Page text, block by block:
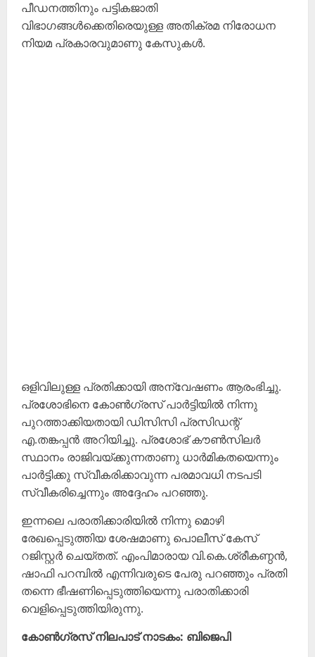
പീഡനത്തിനും പട്ടികജാതി
വിഭാഗങ്ങൾക്കെതിരെയുള്ള അതിക്രമ നിരോധന
നിയമ പ്രകാരവുമാണു കേസുകൾ.
ഒളിവിലുള്ള പ്രതിക്കായി അന്വേഷണം ആരംഭിച്ചു.
പ്രശോഭിനെ കോൺഗ്രസ് പാർട്ടിയിൽ നിന്നു
പുറത്താക്കിയതായി ഡിസിസി പ്രസിഡന്റ്
എ.തങ്കപ്പൻ അറിയിച്ചു. പ്രശോഭ് കൗൺസിലർ
സ്ഥാനം രാജിവയ്ക്കുന്നതാണു ധാർമികതയെന്നും
പാർട്ടിക്കു സ്വീകരിക്കാവുന്ന പരമാവധി നടപടി
സ്വീകരിച്ചെന്നും അദ്ദേഹം പറഞ്ഞു.
ഇന്നലെ പരാതിക്കാരിയിൽ നിന്നു മൊഴി
രേഖപ്പെടുത്തിയ ശേഷമാണു പൊലീസ് കേസ്
റജിസ്റ്റർ ചെയ്തത്. എംപിമാരായ വി.കെ.ശ്രീകണ്ഠൻ,
ഷാഫി പറമ്പിൽ എന്നിവരുടെ പേരു പറ‍ഞ്ഞും പ്രതി
തന്നെ ഭീഷണിപ്പെടുത്തിയെന്നു പരാതിക്കാരി
വെളിപ്പെടുത്തിയിരുന്നു.
കോൺഗ്രസ് നിലപാട് നാടകം: ബിജെപി